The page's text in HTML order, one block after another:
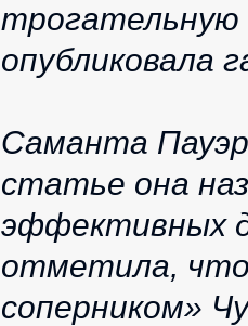
трогательную
опубликовала
Саманта
статье она
эффективных
отметила,
соперником»